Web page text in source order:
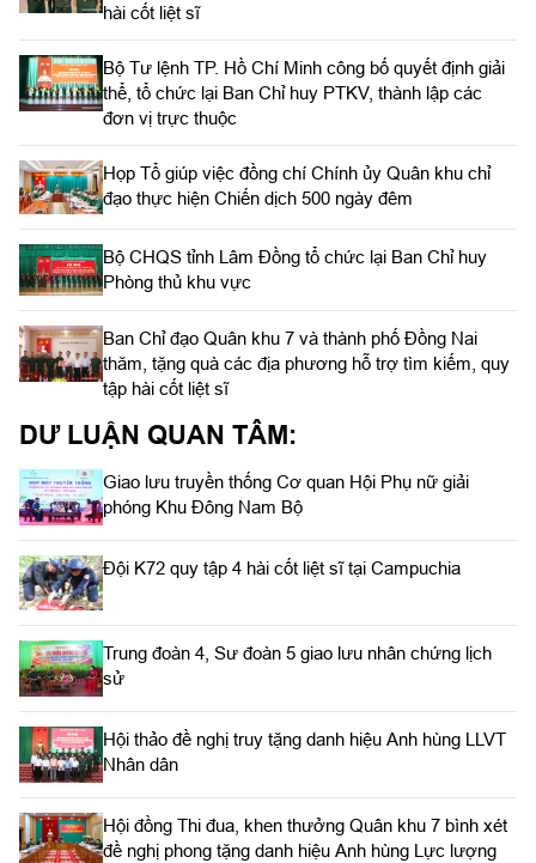
hài cốt liệt sĩ
Bộ Tư lệnh TP. Hồ Chí Minh công bố quyết định giải
thể, tổ chức lại Ban Chỉ huy PTKV, thành lập các
đơn vị trực thuộc
Họp Tổ giúp việc đồng chí Chính ủy Quân khu chỉ
đạo thực hiện Chiến dịch 500 ngày đêm
Bộ CHQS tỉnh Lâm Đồng tổ chức lại Ban Chỉ huy
Phòng thủ khu vực
Ban Chỉ đạo Quân khu 7 và thành phố Đồng Nai
thăm, tặng quà các địa phương hỗ trợ tìm kiếm, quy
tập hài cốt liệt sĩ
DƯ LUẬN QUAN TÂM:
Giao lưu truyền thống Cơ quan Hội Phụ nữ giải
phóng Khu Đông Nam Bộ
Đội K72 quy tập 4 hài cốt liệt sĩ tại Campuchia
Trung đoàn 4, Sư đoàn 5 giao lưu nhân chứng lịch
sử
Hội thảo đề nghị truy tặng danh hiệu Anh hùng LLVT
Nhân dân
Hội đồng Thi đua, khen thưởng Quân khu 7 bình xét
đề nghị phong tặng danh hiệu Anh hùng Lực lượng